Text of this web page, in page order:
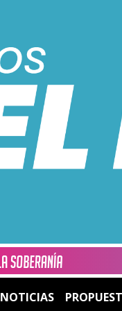
NOTICIAS